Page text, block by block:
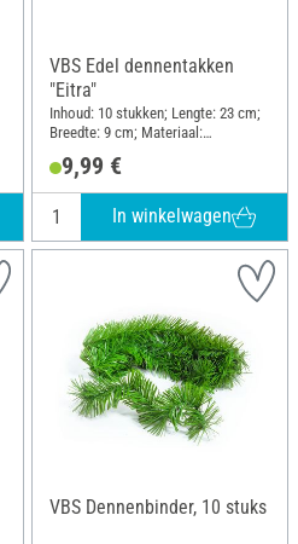
VBS Edel dennentakken
"Eitra"
Inhoud: 10 stukken; Lengte: 23 cm;
Breedte: 9 cm; Materiaal:
9,99 €
In winkelwagen
VBS Dennenbinder, 10 stuks